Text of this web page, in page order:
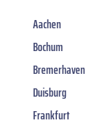
Aachen
Bochum
Bremerhaven
Duisburg
Frankfurt